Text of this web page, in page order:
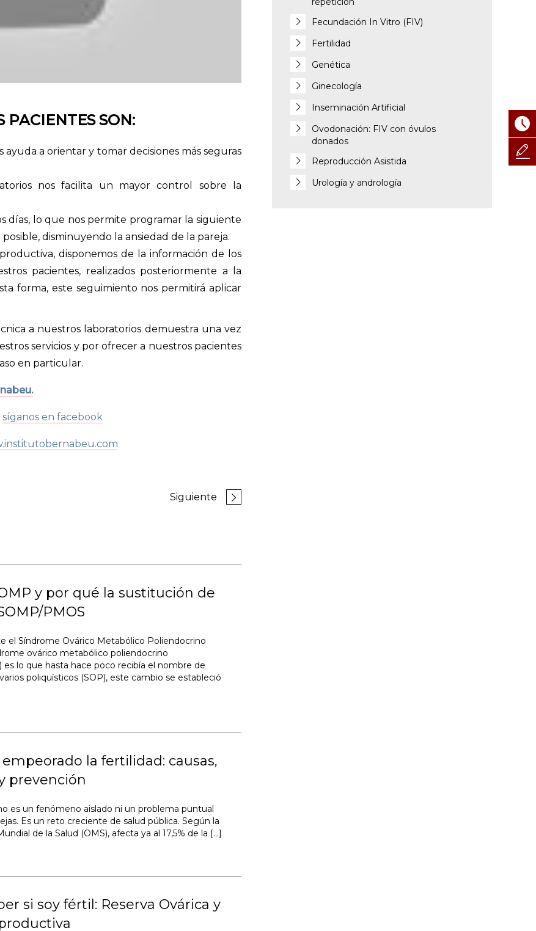
PACIENTES SON:
a orientar y tomar decisiones más seguras
nos facilita un mayor control sobre la
días, lo que nos permite programar la siguiente
disminuyendo la ansiedad de la pareja.
disponemos de la información de los
pacientes, realizados posteriormente a la
forma, este seguimiento nos permitirá aplicar
a nuestros laboratorios demuestra una vez
servicios y por ofrecer a nuestros pacientes
en particular.
síganos en facebook
Siguiente
y por qué la sustitución de
PMOS
el Síndrome Ovárico Metabólico Poliendocrino
ovárico metabólico poliendocrino
es lo que hasta hace poco recibía el nombre de
poliquísticos (SOP), este cambio se estableció
la fertilidad: causas,
prevención
es un fenómeno aislado ni un problema puntual
Es un reto creciente de salud pública. Según la
de la Salud (OMS), afecta ya al 17,5% de la […]
si soy fértil: Reserva Ovárica y
Fecundación In Vitro (FIV)
Fertilidad
Genética
Ginecología
Inseminación Artificial
Ovodonación: FIV con óvulos
donados
Reproducción Asistida
Urología y andrología